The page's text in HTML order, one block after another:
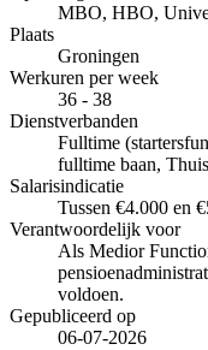
MBO, HBO,
Plaats
Groningen
Werkuren per week
36 - 38
Dienstverbanden
Fulltime
fulltime baan,
Salarisindicatie
Tussen €4.000 en
Verantwoordelijk voor
Als Medior
voldoen.
Gepubliceerd op
06-07-2026